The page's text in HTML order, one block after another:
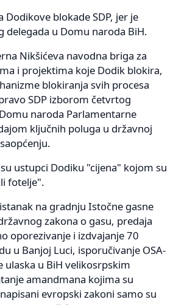
Dodikove blokade SDP, jer je
u Domu naroda BiH.
Nikšićeva navodna briga za
i projektima koje Dodik blokira,
blokiranja svih procesa
SDP izborom četvrtog
naroda Parlamentarne
ključnih poluga u državnoj
ustupci Dodiku "cijena" kojom su
fotelje".
na gradnju Istočne gasne
zakona o gasu, predaja
oporezivanje i izdvajanje 70
u Banjoj Luci, isporučivanje OSA-
ulaska u BiH velikosrpskim
amandmana kojima su
evropski zakoni samo su